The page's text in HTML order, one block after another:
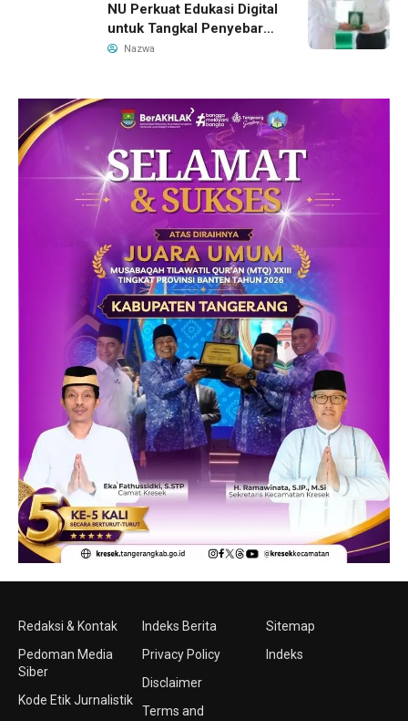
NU Perkuat Edukasi Digital
untuk Tangkal Penyebaran
Hoaks
Nazwa
Redaksi & Kontak
Pedoman Media
Siber
Kode Etik Jurnalistik
Indeks Berita
Privacy Policy
Disclaimer
Terms and
Sitemap
Indeks